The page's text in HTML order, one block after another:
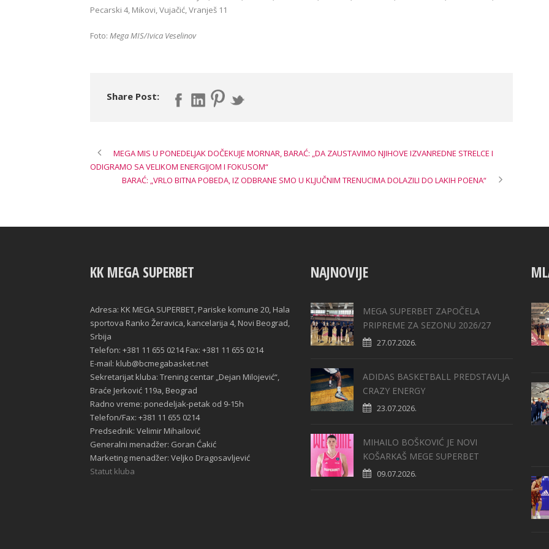
Pecarski 4, Mikovi, Vujačić, Vranješ 11
Foto: Mega MIS/Ivica Veselinov
Share Post:
MEGA MIS U PONEDELJAK DOČEKUJE MORNAR, BARAĆ: „DA ZAUSTAVIMO NJIHOVE IZVANREDNE STRELCE I
ODIGRAMO SA VELIKOM ENERGIJOM I FOKUSOM“
BARAĆ: „VRLO BITNA POBEDA, IZ ODBRANE SMO U KLJUČNIM TRENUCIMA DOLAZILI DO LAKIH POENA“
KK MEGA SUPERBET
Adresa: KK MEGA SUPERBET, Pariske komune 20, Hala
sportova Ranko Žeravica, kancelarija 4, Novi Beograd,
Srbija
Telefon: +381 11 655 0214 Fax: +381 11 655 0214
E-mail: klub@bcmegabasket.net
Sekretarijat kluba: Trening centar „Dejan Milojević“,
Braće Jerković 119a, Beograd
Radno vreme: ponedeljak-petak od 9-15h
Telefon/Fax: +381 11 655 0214
Predsednik: Velimir Mihailović
Generalni menadžer: Goran Ćakić
Marketing menadžer: Veljko Dragosavljević
Statut kluba
NAJNOVIJE
MEGA SUPERBET ZAPOČELA
PRIPREME ZA SEZONU 2026/27
27.07.2026.
ADIDAS BASKETBALL PREDSTAVLJA
CRAZY ENERGY
23.07.2026.
MIHAILO BOŠKOVIĆ JE NOVI
KOŠARKAŠ MEGE SUPERBET
09.07.2026.